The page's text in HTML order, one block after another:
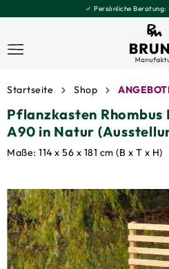
Persönliche Beratung:
Startseite Shop
Pflanzkasten
A90 in Natur
Maße: 114 x 56 x 181 cm (B x T x H)